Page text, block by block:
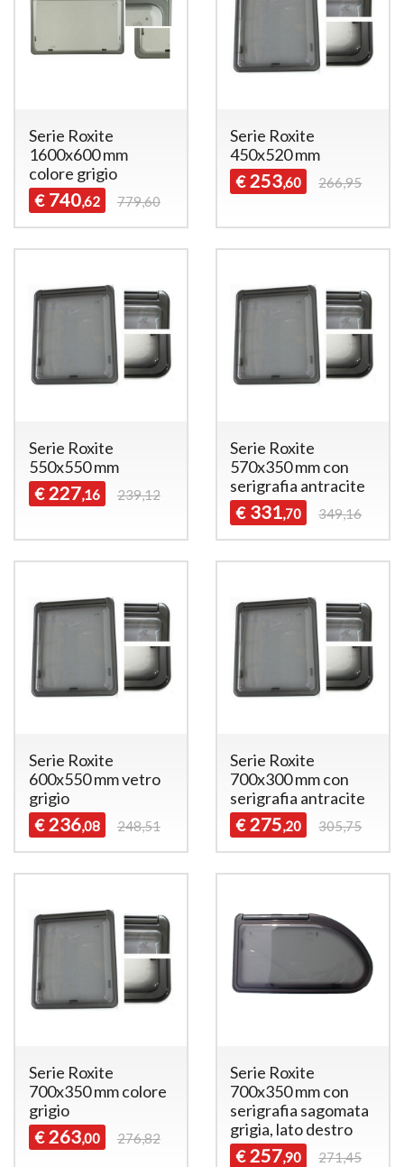
Serie Roxite
1600x600 mm
colore grigio
€ 740,62 779,60
Serie Roxite
450x520 mm
€ 253,60 266,95
Serie Roxite
550x550 mm
€ 227,16 239,12
Serie Roxite
570x350 mm con
serigrafia antracite
€ 331,70 349,16
Serie Roxite
600x550 mm vetro
grigio
€ 236,08 248,51
Serie Roxite
700x300 mm con
serigrafia antracite
€ 275,20 305,75
Serie Roxite
700x350 mm colore
grigio
€ 263,00 276,82
Serie Roxite
700x350 mm con
serigrafia sagomata
grigia, lato destro
€ 257,90 271,45